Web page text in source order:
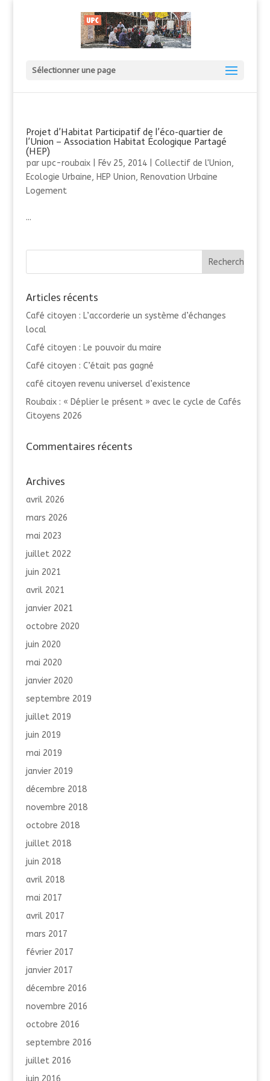
Sélectionner une page
Projet d’Habitat Participatif de l’éco-quartier de
l’Union – Association Habitat Écologique Partagé
(HEP)
par upc-roubaix| Fév 25, 2014| Collectif de l'Union,
Ecologie Urbaine, HEP Union, Renovation Urbaine
Logement
...
Articles récents
Café citoyen : L’accorderie un système d’échanges
local
Café citoyen : Le pouvoir du maire
Café citoyen : C’était pas gagné
café citoyen revenu universel d’existence
Roubaix : « Déplier le présent » avec le cycle de Cafés
Citoyens 2026
Commentaires récents
Archives
avril 2026
mars 2026
mai 2023
juillet 2022
juin 2021
avril 2021
janvier 2021
octobre 2020
juin 2020
mai 2020
janvier 2020
septembre 2019
juillet 2019
juin 2019
mai 2019
janvier 2019
décembre 2018
novembre 2018
octobre 2018
juillet 2018
juin 2018
avril 2018
mai 2017
avril 2017
mars 2017
février 2017
janvier 2017
décembre 2016
novembre 2016
octobre 2016
septembre 2016
juillet 2016
juin 2016